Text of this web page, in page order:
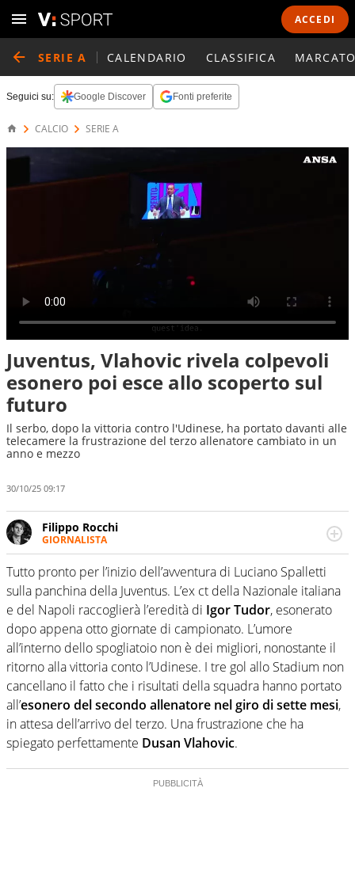
ACCEDI
SERIE A CALENDARIO CLASSIFICA
Seguici su: Google Discover Fonti preferite
CALCIO SERIE A
Juventus, Vlahovic rivela colpevoli
esonero poi esce allo scoperto sul
futuro
Il serbo, dopo la vittoria contro l'Udinese, ha portato davanti alle
telecamere la frustrazione del terzo allenatore cambiato in un
anno e mezzo
30/10/25 09:17
Filippo Rocchi
GIORNALISTA
Cresciuto tra una staccata di Alonso, un dritto di Federer
e un fade away di Kobe, il calcio ha la meglio. Ha seguito
diverse manifestazioni sportive e non. Ama scoprire
nuove storie e raccontarle.
Tutto pronto per l’inizio dell’avventura di Luciano Spalletti
sulla panchina della Juventus. L’ex ct della Nazionale italiana
e del Napoli raccoglierà l’eredità di Igor Tudor, esonerato
dopo appena otto giornate di campionato. L’umore
all’interno dello spogliatoio non è dei migliori, nonostante il
ritorno alla vittoria conto l’Udinese. I tre gol allo Stadium non
cancellano il fatto che i risultati della squadra hanno portato
all’esonero del secondo allenatore nel giro di sette mesi,
in attesa dell’arrivo del terzo. Una frustrazione che ha
spiegato perfettamente Dusan Vlahovic.